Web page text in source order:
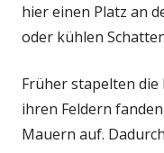
hier einen Platz an
oder kühlen
Früher stapelten die
ihren Feldern
Mauern auf.